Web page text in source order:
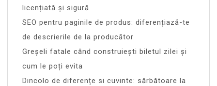
licențiată și sigură
SEO pentru paginile de produs: diferențiază-te
de descrierile de la producător
Greșeli fatale când construiești biletul zilei și
cum le poți evita
Dincolo de diferențe si cuvinte: sărbătoare la